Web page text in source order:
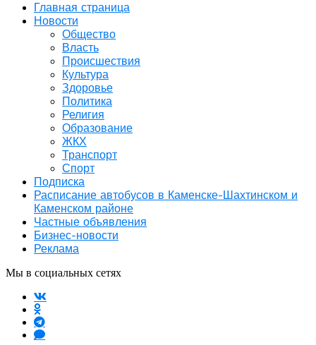
Главная страница
Новости
Общество
Власть
Происшествия
Культура
Здоровье
Политика
Религия
Образование
ЖКХ
Транспорт
Спорт
Подписка
Расписание автобусов в Каменске-Шахтинском и
Каменском районе
Частные объявления
Бизнес-новости
Реклама
Мы в социальных сетях